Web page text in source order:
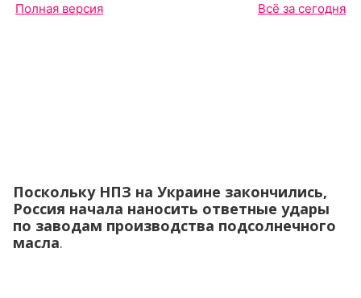
Полная версия Всё за сегодня
Поскольку НПЗ на Украине закончились,
Россия начала наносить ответные удары
по заводам производства подсолнечного
масла.